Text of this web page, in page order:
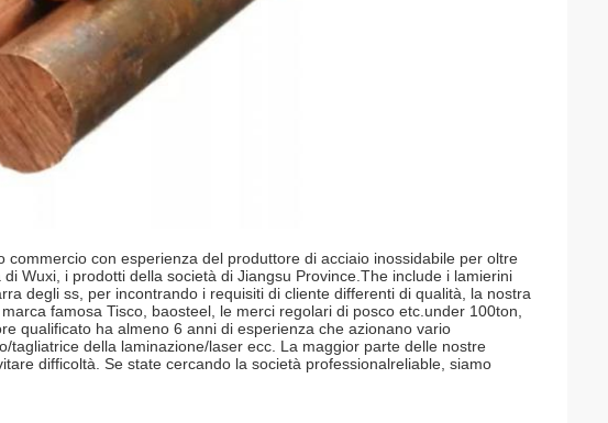
con esperienza del produttore di acciaio inossidabile per oltre
Wuxi, i prodotti della società di Jiangsu Province.The include i lamierini
degli ss, per incontrando i requisiti di cliente differenti di qualità, la nostra
famosa Tisco, baosteel, le merci regolari di posco etc.under 100ton,
qualificato ha almeno 6 anni di esperienza che azionano vario
tagliatrice della laminazione/laser ecc. La maggior parte delle nostre
difficoltà. Se state cercando la società professionalreliable, siamo